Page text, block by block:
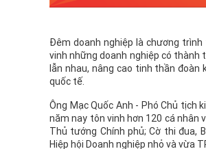
Đêm doanh nghiệp là chương trình
vinh những doanh nghiệp có thành
lẫn nhau, nâng cao tinh thần
quốc tế.
Ông Mạc Quốc Anh - Phó Chủ tịch
năm nay tôn vinh hơn 120 cá
Thủ tướng Chính phủ; Cờ thi đua,
Hiệp hội Doanh nghiệp nhỏ và vừa